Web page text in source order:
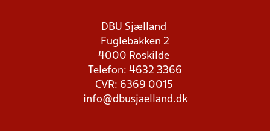
DBU Sjælland
Fuglebakken 2
4000 Roskilde
Telefon: 4632 3366
CVR: 6369 0015
info@dbusjaelland.dk